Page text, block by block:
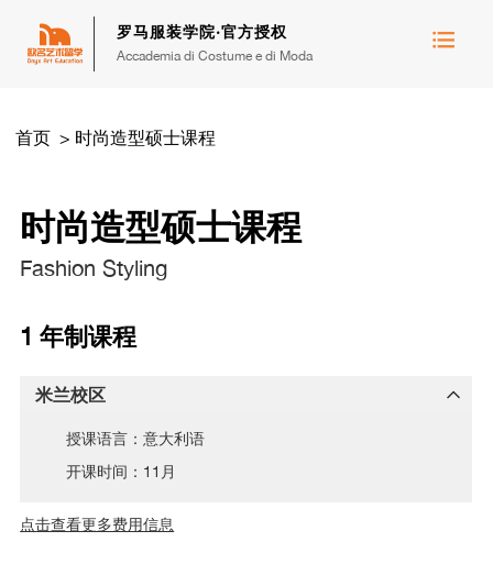
罗马服装学院·官方授权
Accademia di Costume e di Moda
首页 > 时尚造型硕士课程
时尚造型硕士课程
Fashion Styling
1 年制课程
米兰校区
授课语言：意大利语
开课时间：11月
点击查看更多费用信息